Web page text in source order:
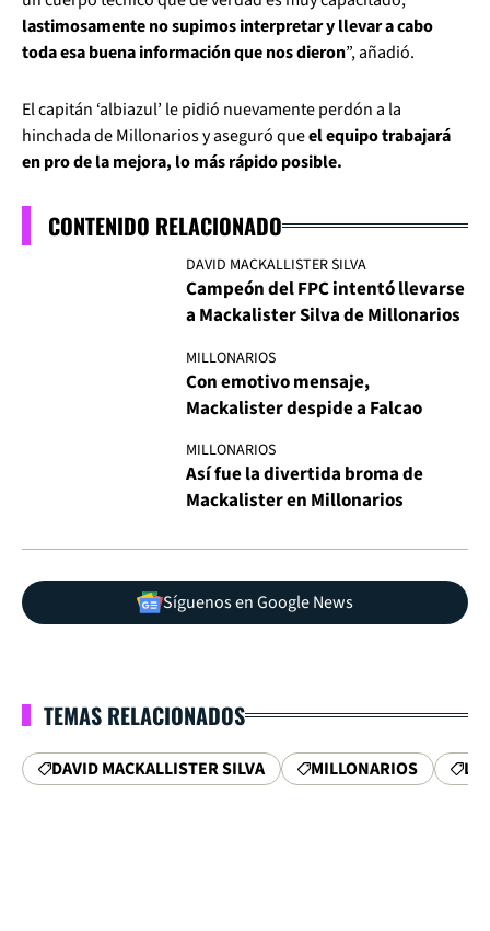
lastimosamente no supimos interpretar y llevar a cabo
toda esa buena información que nos dieron”, añadió.
El capitán ‘albiazul’ le pidió nuevamente perdón a la
hinchada de Millonarios y aseguró queel equipo trabajará
en pro de la mejora, lo más rápido posible.
CONTENIDO RELACIONADO
DAVID MACKALLISTER SILVA
Campeón del FPC intentó llevarse
a Mackalister Silva de Millonarios
MILLONARIOS
Con emotivo mensaje,
Mackalister despide a Falcao
MILLONARIOS
Así fue la divertida broma de
Mackalister en Millonarios
Síguenos en Google News
TEMAS RELACIONADOS
DAVID MACKALLISTER SILVA MILLONARIOS